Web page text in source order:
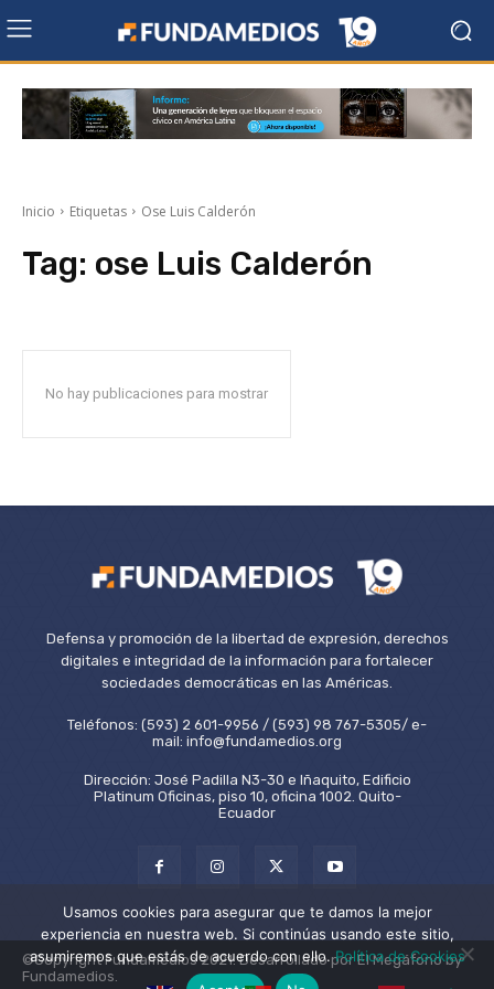
Inicio Etiquetas Ose Luis Calderón
Tag: ose Luis Calderón
No hay publicaciones para mostrar
Defensa y promoción de la libertad de expresión, derechos
digitales e integridad de la información para fortalecer
sociedades democráticas en las Américas.
Teléfonos: (593) 2 601-9956 / (593) 98 767-5305/ e-
mail: info@fundamedios.org
Dirección: José Padilla N3-30 e Iñaquito, Edificio
Platinum Oficinas, piso 10, oficina 1002. Quito-
Ecuador
©Copyright Fundamedios 2021. Desarrollado por El Megáfono by
Fundamedios.
Usamos cookies para asegurar que te damos la mejor
experiencia en nuestra web. Si continúas usando este sitio,
asumiremos que estás de acuerdo con ello.Política de Cookies